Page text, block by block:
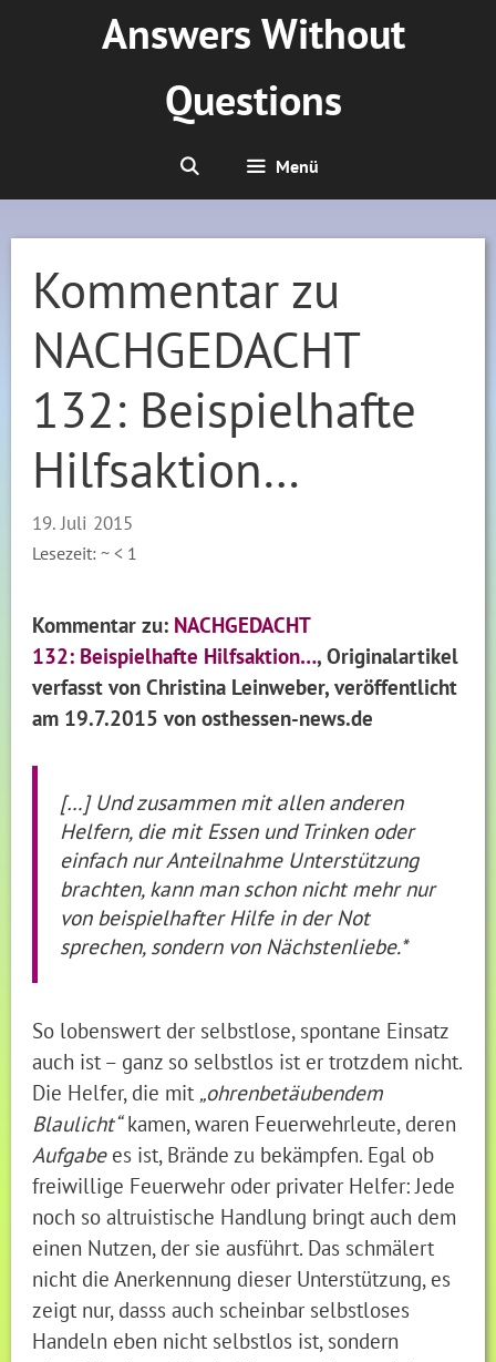
Answers Without
Questions
Menü
Kommentar zu
NACHGEDACHT
132: Beispielhafte
Hilfsaktion…
19. Juli 2015
Lesezeit: ~< 1
Kommentar zu: NACHGEDACHT
132: Beispielhafte Hilfsaktion…,Originalartikel
verfasst von Christina Leinweber, veröffentlicht
am 19.7.2015 von osthessen-news.de
[…] Und zusammen mit allen anderen
Helfern, die mit Essen und Trinken oder
einfach nur Anteilnahme Unterstützung
brachten, kann man schon nicht mehr nur
von beispielhafter Hilfe in der Not
sprechen, sondern von Nächstenliebe.*
So lobenswert der selbstlose, spontane Einsatz
auch ist – ganz so selbstlos ist er trotzdem nicht.
Die Helfer, die mit „ohrenbetäubendem
Blaulicht“kamen, waren Feuerwehrleute, deren
Aufgabees ist, Brände zu bekämpfen. Egal ob
freiwillige Feuerwehr oder privater Helfer: Jede
noch so altruistische Handlung bringt auch dem
einen Nutzen, der sie ausführt. Das schmälert
nicht die Anerkennung dieser Unterstützung, es
zeigt nur, dasss auch scheinbar selbstloses
Handeln eben nicht selbstlos ist, sondern